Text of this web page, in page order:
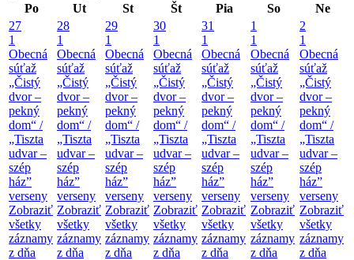
Po
Ut St Št Pia So
Ne
27
1
Obecná
súťaž
„Čistý
dvor –
pekný
dom“ /
„Tiszta
udvar –
szép
ház”
verseny
Zobraziť
všetky
záznamy
z dňa
28
1
Obecná
súťaž
„Čistý
dvor –
pekný
dom“ /
„Tiszta
udvar –
szép
ház”
verseny
Zobraziť
všetky
záznamy
z dňa
29
1
Obecná
súťaž
„Čistý
dvor –
pekný
dom“ /
„Tiszta
udvar –
szép
ház”
verseny
Zobraziť
všetky
záznamy
z dňa
30
1
Obecná
súťaž
„Čistý
dvor –
pekný
dom“ /
„Tiszta
udvar –
szép
ház”
verseny
Zobraziť
všetky
záznamy
z dňa
31
1
Obecná
súťaž
„Čistý
dvor –
pekný
dom“ /
„Tiszta
udvar –
szép
ház”
verseny
Zobraziť
všetky
záznamy
z dňa
1
1
Obecná
súťaž
„Čistý
dvor –
pekný
dom“ /
„Tiszta
udvar –
szép
ház”
verseny
Zobraziť
všetky
záznamy
z dňa
2
1
Obecná
súťaž
„Čistý
dvor –
pekný
dom“ /
„Tiszta
udvar –
szép
ház”
verseny
Zobraziť
všetky
záznamy
z dňa